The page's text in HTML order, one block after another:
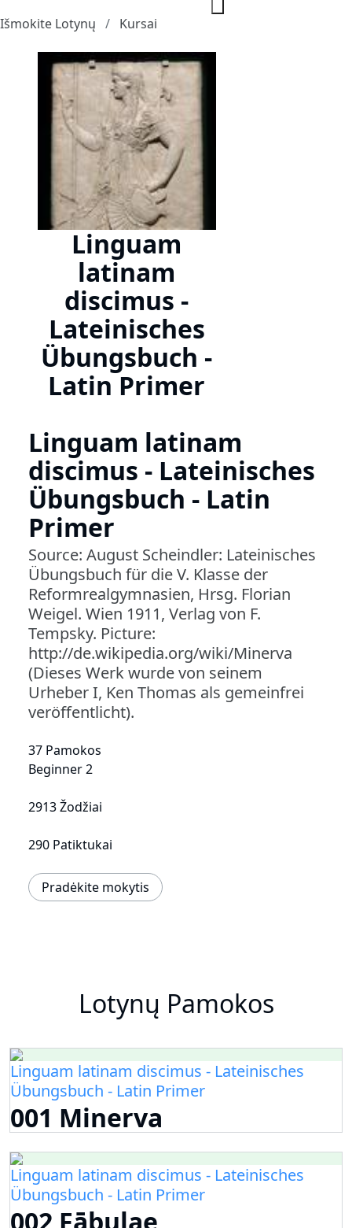
Išmokite Lotynų Kursai
Linguam
latinam
discimus -
Lateinisches
Übungsbuch -
Latin Primer
Linguam latinam
discimus - Lateinisches
Übungsbuch - Latin
Primer
Source: August Scheindler: Lateinisches
Übungsbuch für die V. Klasse der
Reformrealgymnasien, Hrsg. Florian
Weigel. Wien 1911, Verlag von F.
Tempsky. Picture:
http://de.wikipedia.org/wiki/Minerva
(Dieses Werk wurde von seinem
Urheber I, Ken Thomas als gemeinfrei
veröffentlicht).
37 Pamokos
Beginner 2
2913 Žodžiai
290 Patiktukai
Pradėkite mokytis
Lotynų Pamokos
Linguam latinam discimus - Lateinisches
Übungsbuch - Latin Primer
001 Minerva
Linguam latinam discimus - Lateinisches
Übungsbuch - Latin Primer